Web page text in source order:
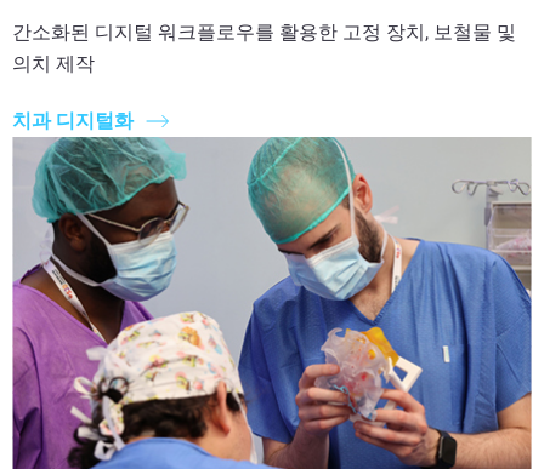
간소화된 디지털 워크플로우를 활용한 고정 장치, 보철물 및
의치 제작
치과 디지털화